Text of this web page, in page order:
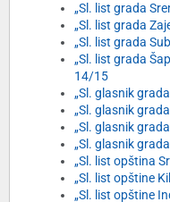
„Sl. list grada
„Sl. list grada
„Sl. list grada
„Sl. list grada
14/15
„Sl. glasnik
„Sl. glasnik
„Sl. glasnik
„Sl. glasnik
„Sl. list opština
„Sl. list opštine
„Sl. list opštine